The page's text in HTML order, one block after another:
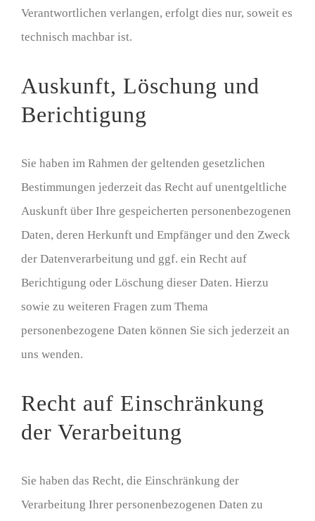
Verantwortlichen verlangen, erfolgt dies nur, soweit es
technisch machbar ist.
Auskunft, Löschung und
Berichtigung
Sie haben im Rahmen der geltenden gesetzlichen
Bestimmungen jederzeit das Recht auf unentgeltliche
Auskunft über Ihre gespeicherten personenbezogenen
Daten, deren Herkunft und Empfänger und den Zweck
der Datenverarbeitung und ggf. ein Recht auf
Berichtigung oder Löschung dieser Daten. Hierzu
sowie zu weiteren Fragen zum Thema
personenbezogene Daten können Sie sich jederzeit an
uns wenden.
Recht auf Einschränkung
der Verarbeitung
Sie haben das Recht, die Einschränkung der
Verarbeitung Ihrer personenbezogenen Daten zu